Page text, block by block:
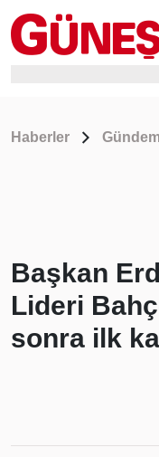
Haberler
Başkan
Lideri
sonra ilk